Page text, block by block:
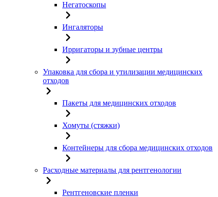
Негатоскопы
Ингаляторы
Ирригаторы и зубные центры
Упаковка для сбора и утилизации медицинских
отходов
Пакеты для медицинских отходов
Хомуты (стяжки)
Контейнеры для сбора медицинских отходов
Расходные материалы для рентгенологии
Рентгеновские пленки